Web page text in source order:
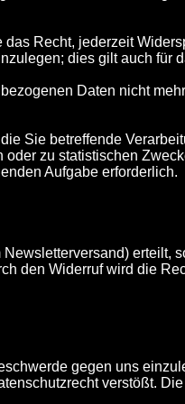
Recht, jederzeit
dies gilt auch für
Daten nicht
Sie betreffende
zu statistischen
Aufgabe erforderlich.
erteilt,
den Widerruf wird die
gegen uns
verstößt.